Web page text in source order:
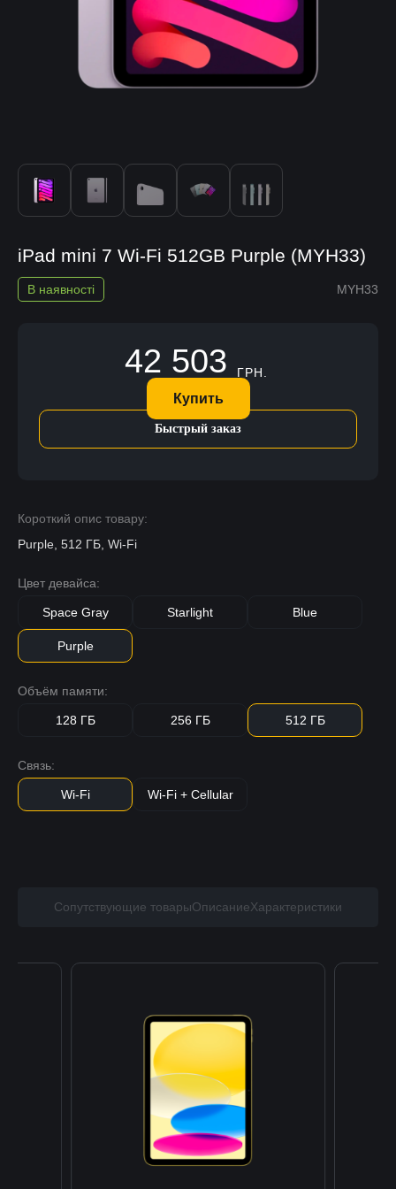
iPad mini 7 Wi-Fi 512GB Purple (MYH33)
MYH33
В наявності
Короткий опис товару:
Purple, 512 ГБ, Wi-Fi
Цвет девайса:
Space Gray Starlight Blue
Purple
Объём памяти:
128 ГБ 256 ГБ 512 ГБ
Связь:
Wi-Fi Wi-Fi + Cellular
42 503 ГРН.
Купить
Быстрый заказ
Сопутствующие товарыОписаниеХарактеристики